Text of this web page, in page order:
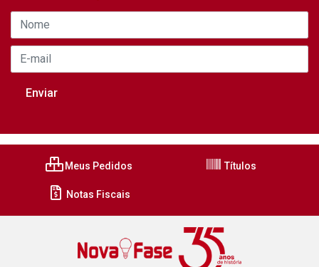
Meus Pedidos Títulos
Notas Fiscais